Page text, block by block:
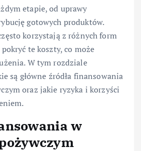
etapie, od uprawy
gotowych produktów.
korzystają z różnych form
te koszty, co może
W tym rozdziale
są główne źródła finansowania
oraz jakie ryzyka i korzyści
w